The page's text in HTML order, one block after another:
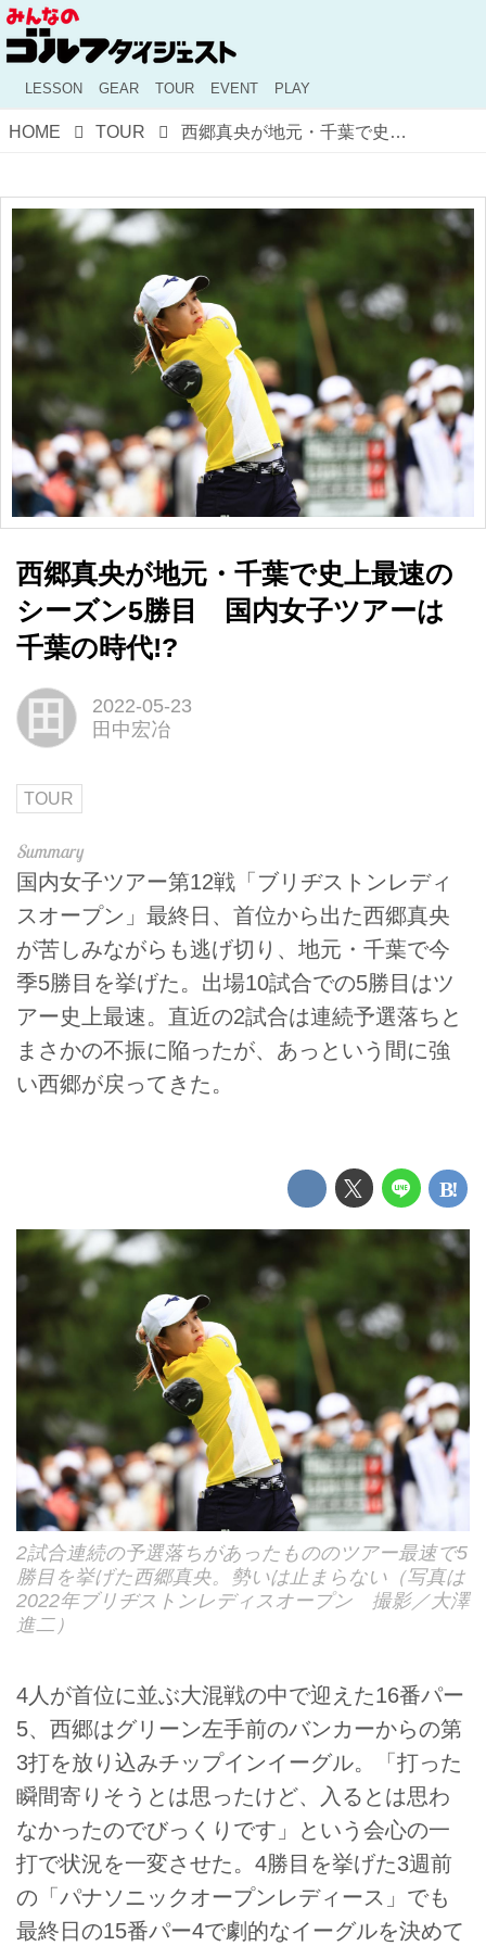
LESSON GEAR TOUR EVENT PLAY
HOME TOUR 西郷真央が地元・千葉で史上最速のシーズン5勝目 国内女子ツアーは千葉の時代!?
西郷真央が地元・千葉で史上最速の
シーズン5勝目 国内女子ツアーは
千葉の時代!?
田
2022-05-23
田中宏冶
TOUR
国内女子ツアー第12戦「ブリヂストンレディ
スオープン」最終日、首位から出た西郷真央
が苦しみながらも逃げ切り、地元・千葉で今
季5勝目を挙げた。出場10試合での5勝目はツ
アー史上最速。直近の2試合は連続予選落ちと
まさかの不振に陥ったが、あっという間に強
い西郷が戻ってきた。
2試合連続の予選落ちがあったもののツアー最速で5
勝目を挙げた西郷真央。勢いは止まらない（写真は
2022年ブリヂストンレディスオープン 撮影／大澤
進二）
4人が首位に並ぶ大混戦の中で迎えた16番パー
5、西郷はグリーン左手前のバンカーからの第
3打を放り込みチップインイーグル。「打った
瞬間寄りそうとは思ったけど、入るとは思わ
なかったのでびっくりです」という会心の一
打で状況を一変させた。4勝目を挙げた3週前
の「パナソニックオープンレディース」でも
最終日の15番パー4で劇的なイーグルを決めて